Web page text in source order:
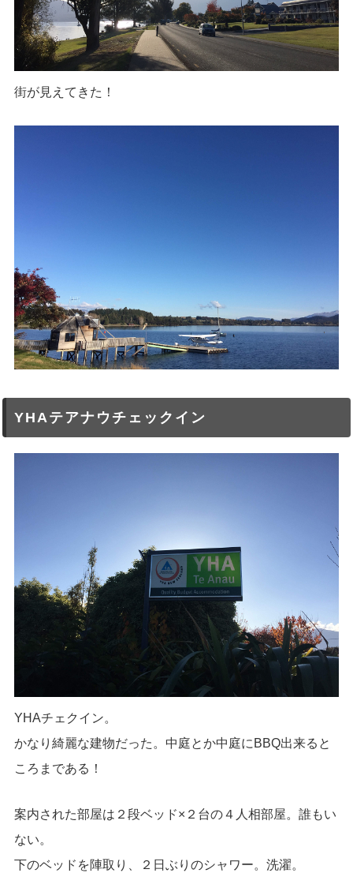
街が見えてきた！
YHAテアナウチェックイン
YHAチェクイン。
かなり綺麗な建物だった。中庭とか中庭にBBQ出来ると
ころまである！
案内された部屋は２段ベッド×２台の４人相部屋。誰もい
ない。
下のベッドを陣取り、２日ぶりのシャワー。洗濯。